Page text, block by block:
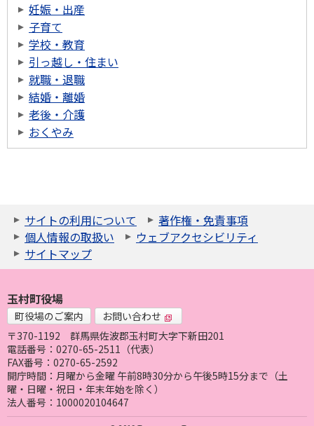
妊娠・出産
子育て
学校・教育
引っ越し・住まい
就職・退職
結婚・離婚
老後・介護
おくやみ
サイトの利用について
著作権・免責事項
個人情報の取扱い
ウェブアクセシビリティ
サイトマップ
玉村町役場
町役場のご案内
お問い合わせ
〒370-1192
群馬県佐波郡玉村町大字下新田201
電話番号：0270-65-2511（代表）
FAX番号：0270-65-2592
開庁時間：月曜から金曜 午前8時30分から午後5時15分まで（土
曜・日曜・祝日・年末年始を除く）
法人番号：1000020104647